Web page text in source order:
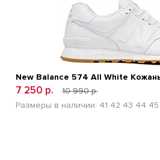
New Balance 574 All White
7 250 р.
10 990 р.
Размеры в наличии: 41 42 43 44 45